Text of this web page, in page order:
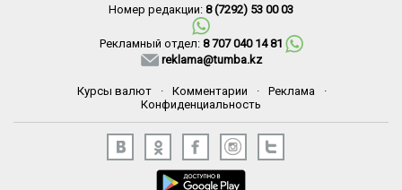
Номер редакции: 8 (7292) 53 00 03
Рекламный отдел: 8 707 040 14 81
reklama@tumba.kz
Курсы валют · Комментарии · Реклама
·
Конфиденциальность